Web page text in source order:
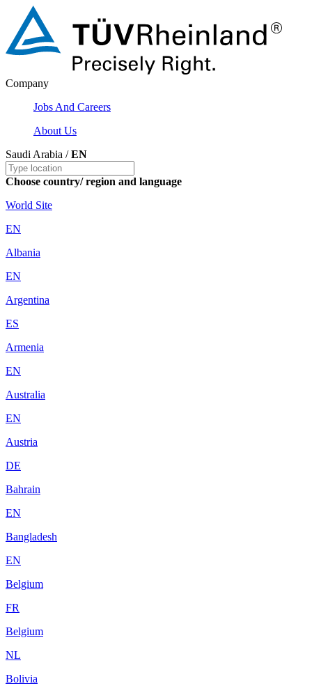
Company
Jobs And Careers
About Us
Saudi Arabia /EN
Choose country/ region and language
World Site
EN
Albania
EN
Argentina
ES
Armenia
EN
Australia
EN
Austria
DE
Bahrain
EN
Bangladesh
EN
Belgium
FR
Belgium
NL
Bolivia